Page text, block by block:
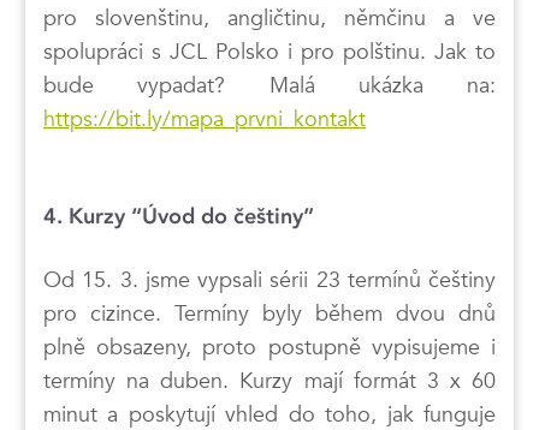
pro slovenštinu, angličtinu, němčinu a ve
spolupráci s JCL Polsko i pro polštinu. Jak to
bude vypadat? Malá ukázka na:
https://bit.ly/mapa_prvni_kontakt
4. Kurzy “Úvod do češtiny”
Od 15. 3. jsme vypsali sérii 23 termínů češtiny
pro cizince. Termíny byly během dvou dnů
plně obsazeny, proto postupně vypisujeme i
termíny na duben. Kurzy mají formát 3 x 60
minut a poskytují vhled do toho, jak funguje